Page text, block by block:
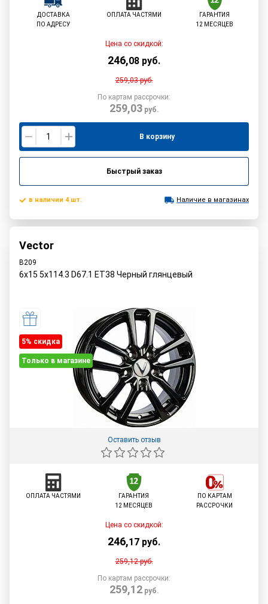
ДОСТАВКА
ПО АДРЕСУ
ОПЛАТА ЧАСТЯМИ
ГАРАНТИЯ
12 МЕСЯЦЕВ
Цена со скидкой:
246,08 руб.
259,03руб.
По картам рассрочки:
259,03руб.
В корзину
Быстрый заказ
в наличии 4 шт. Наличие в магазинах
Vector
B209
6x15 5x114.3 D67.1 ET38 Черный глянцевый
5% cкидка
Только в магазине
Оставить отзыв
ОПЛАТА ЧАСТЯМИ
ГАРАНТИЯ
12 МЕСЯЦЕВ
ПО КАРТАМ
РАССРОЧКИ
Цена со скидкой:
246,17 руб.
259,12руб.
По картам рассрочки:
259,12руб.